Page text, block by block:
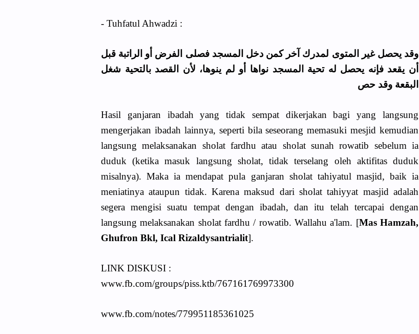
- Tuhfatul Ahwadzi :
وقد يحصل غير المتوى لمدرك آخر كمن دخل المسجد فصلى الفرض أو الراتبة قبل
أن يقعد فإنه يحصل له تحية المسجد نواها أو لم ينوها، لأن القصد بالتحية شغل
البقعة وقد حص
Hasil ganjaran ibadah yang tidak sempat dikerjakan bagi yang langsung
mengerjakan ibadah lainnya, seperti bila seseorang memasuki mesjid kemudian
langsung melaksanakan sholat fardhu atau sholat sunah rowatib sebelum ia
duduk (ketika masuk langsung sholat, tidak terselang oleh aktifitas duduk
misalnya). Maka ia mendapat pula ganjaran sholat tahiyatul masjid, baik ia
meniatinya ataupun tidak. Karena maksud dari sholat tahiyyat masjid adalah
segera mengisi suatu tempat dengan ibadah, dan itu telah tercapai dengan
langsung melaksanakan sholat fardhu / rowatib. Wallahu a'lam. [Mas Hamzah,
Ghufron Bkl, Ical Rizaldysantrialit].
LINK DISKUSI :
www.fb.com/groups/piss.ktb/767161769973300
www.fb.com/notes/779951185361025